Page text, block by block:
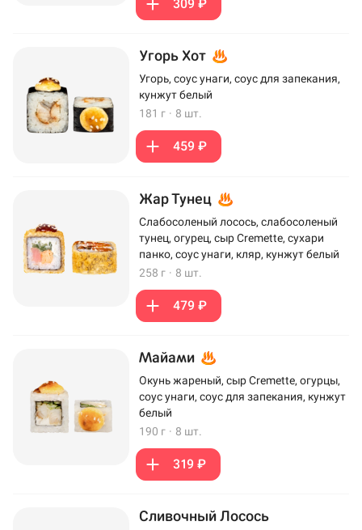
309 ₽
Угорь Хот
Угорь, соус унаги, соус для запекания,
кунжут белый
181 г · 8 шт.
459 ₽
Жар Тунец
Слабосоленый лосось, слабосоленый
тунец, огурец, сыр Cremette, сухари
панко, соус унаги, кляр, кунжут белый
258 г · 8 шт.
479 ₽
Майами
Окунь жареный, сыр Cremette, огурцы,
соус унаги, соус для запекания, кунжут
белый
190 г · 8 шт.
319 ₽
Сливочный Лосось